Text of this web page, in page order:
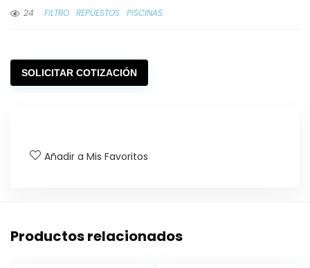
24
FILTRO REPUESTOS PISCINAS
SOLICITAR COTIZACIÓN
Añadir a Mis Favoritos
Productos relacionados